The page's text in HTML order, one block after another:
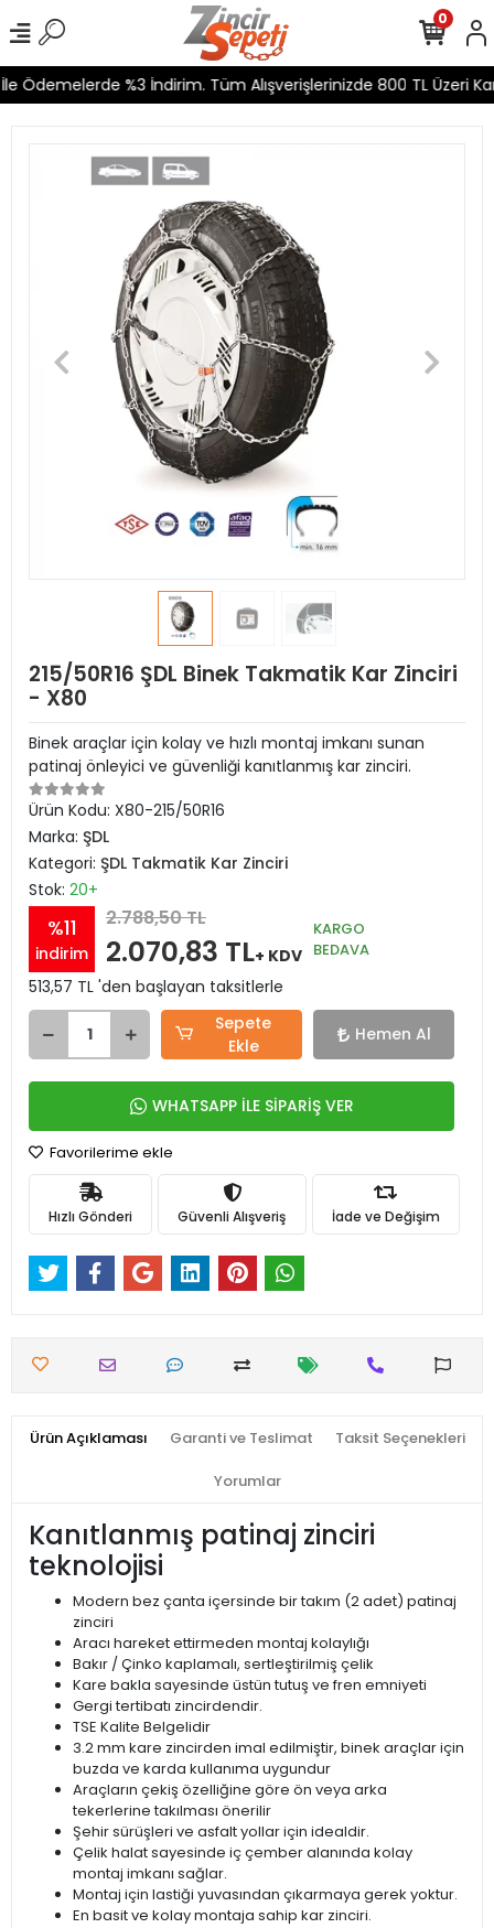
Ödemelerde %3 İndirim. Tüm Alışverişlerinizde 800 TL Üzeri
0
215/50R16 ŞDL Binek Takmatik Kar Zinciri
- X80
Binek araçlar için kolay ve hızlı montaj imkanı sunan
patinaj önleyici ve güvenliği kanıtlanmış kar zinciri.
Ürün Kodu: X80-215/50R16
Marka: ŞDL
Kategori: ŞDL Takmatik Kar Zinciri
Stok: 20+
%11
indirim
2.788,50 TL
2.070,83 TL+ KDV
KARGO
BEDAVA
513,57 TL 'den başlayan taksitlerle
Sepete
Ekle
Hemen Al
WHATSAPP İLE SİPARİŞ VER
Favorilerime ekle
Hızlı Gönderi Güvenli Alışveriş İade ve Değişim
Ürün Açıklaması Garanti ve Teslimat Taksit Seçenekleri
Yorumlar
Kanıtlanmış patinaj zinciri
teknolojisi
Modern bez çanta içersinde bir takım (2 adet) patinaj
zinciri
Aracı hareket ettirmeden montaj kolaylığı
Bakır / Çinko kaplamalı, sertleştirilmiş çelik
Kare bakla sayesinde üstün tutuş ve fren emniyeti
Gergi tertibatı zincirdendir.
TSE Kalite Belgelidir
3.2 mm kare zincirden imal edilmiştir, binek araçlar için
buzda ve karda kullanıma uygundur
Araçların çekiş özelliğine göre ön veya arka
tekerlerine takılması önerilir
Şehir sürüşleri ve asfalt yollar için idealdir.
Çelik halat sayesinde iç çember alanında kolay
montaj imkanı sağlar.
Montaj için lastiği yuvasından çıkarmaya gerek yoktur.
En basit ve kolay montaja sahip kar zinciri.